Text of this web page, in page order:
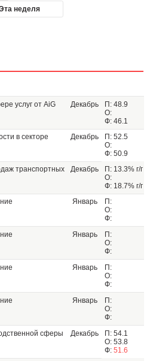
неделя
услуг от AiG Декабрь
П: 48.9
О:
Ф: 46.1
в секторе
Декабрь
П: 52.5
О:
Ф: 50.9
транспортных
Декабрь
П: 13.3% г/г
О:
Ф: 18.7% г/г
Январь
П:
О:
Ф:
Январь
П:
О:
Ф:
Январь
П:
О:
Ф:
Январь
П:
О:
Ф:
сферы Декабрь
П: 54.1
О: 53.8
Ф: 51.6